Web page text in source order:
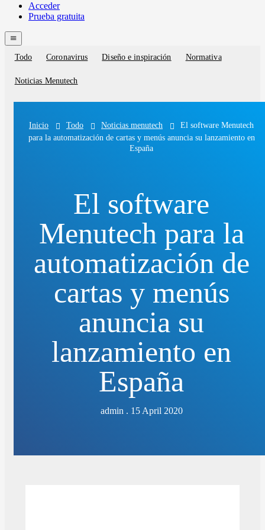
Menutech
navigation
Acceder
Prueba gratuita
menu
Blog
categories
Todo Coronavirus Diseño e inspiración Normativa
Noticias Menutech
Inicio Todo Noticias menutech
El software Menutech
para la automatización de cartas y menús anuncia su lanzamiento en
España
El software
Menutech para la
automatización de
cartas y menús
anuncia su
lanzamiento en
España
admin . 15 April 2020